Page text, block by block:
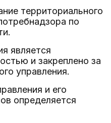
территориального
по
является
и закреплено за
управления.
и его
определяется